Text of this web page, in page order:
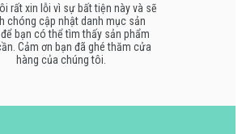
rất xin lỗi vì sự bất tiện này và sẽ
chóng cập nhật danh mục sản
bạn có thể tìm thấy sản phẩm
Cảm ơn bạn đã ghé thăm cửa
hàng của chúng tôi.